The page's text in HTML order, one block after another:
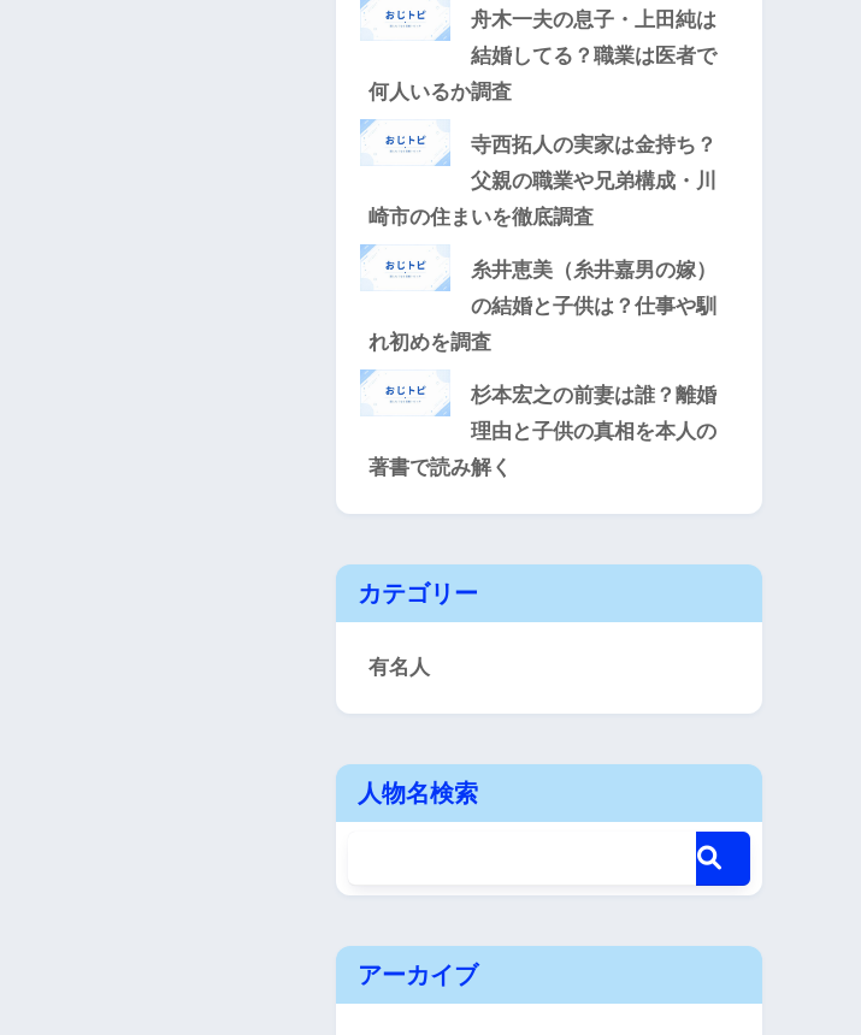
舟木一夫の息子・上田純は
結婚してる？職業は医者で
何人いるか調査
寺西拓人の実家は金持ち？
父親の職業や兄弟構成・川
崎市の住まいを徹底調査
糸井恵美（糸井嘉男の嫁）
の結婚と子供は？仕事や馴
れ初めを調査
杉本宏之の前妻は誰？離婚
理由と子供の真相を本人の
著書で読み解く
カテゴリー
有名人
人物名検索
アーカイブ